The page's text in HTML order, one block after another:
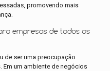
promovendo mais
empresas de todos os
de ser uma preocupação
um ambiente de negócios